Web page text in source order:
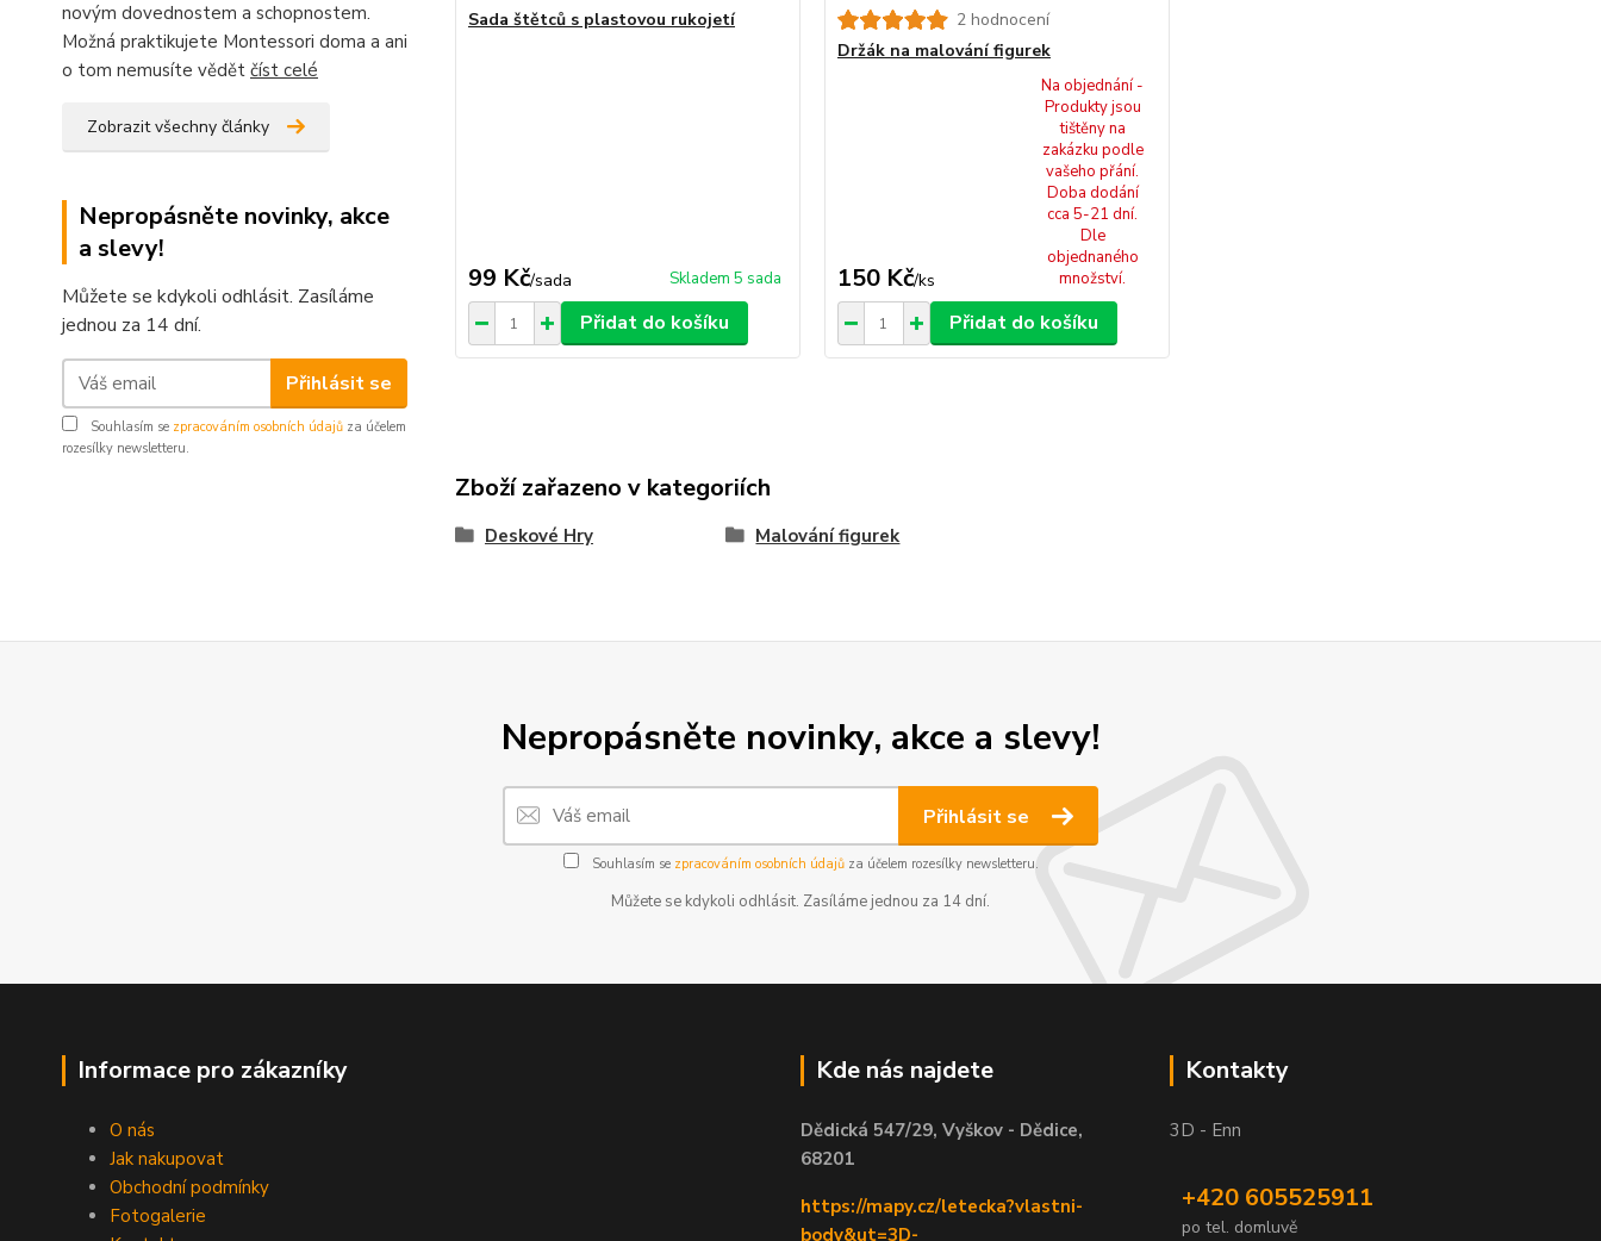
novým dovednostem a schopnostem.
Možná praktikujete Montessori doma a ani
o tom nemusíte vědět číst celé
Zobrazit všechny články
Nepropásněte novinky, akce
a slevy!
Můžete se kdykoli odhlásit. Zasíláme
jednou za 14 dní.
Přihlásit se
Souhlasím se zpracováním osobních údajů za účelem
rozesílky newsletteru.
Sada štětců s plastovou rukojetí
99 Kč/sada Skladem 5 sada
Přidat do košíku
2 hodnocení
Držák na malování figurek
150 Kč/ks
Na objednání -
Produkty jsou
tištěny na
zakázku podle
vašeho přání.
Doba dodání
cca 5-21 dní.
Dle
objednaného
množství.
Přidat do košíku
Zboží zařazeno v kategoriích
Deskové Hry Malování figurek
Nepropásněte novinky, akce a slevy!
Přihlásit se
Souhlasím se zpracováním osobních údajůza účelem rozesílky newsletteru.
Můžete se kdykoli odhlásit. Zasíláme jednou za 14 dní.
Informace pro zákazníky
O nás
Jak nakupovat
Obchodní podmínky
Fotogalerie
Kde nás najdete
Dědická 547/29, Vyškov - Dědice,
68201
https://mapy.cz/letecka?vlastni-
body&ut=3D-
Kontakty
3D - Enn
+420 605525911
po tel. domluvě